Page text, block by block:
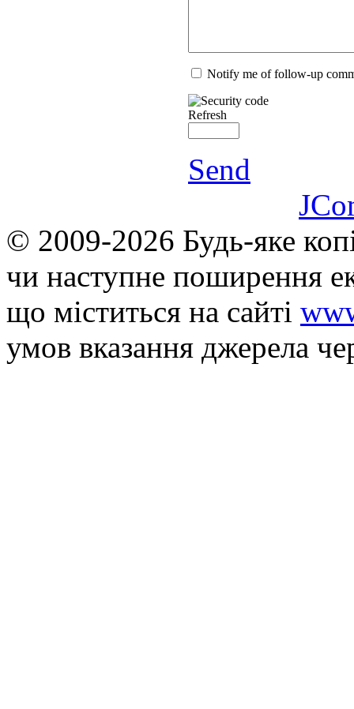
Notify me of follow-up
Refresh
Send
© 2009-2026 Будь-яке
чи наступне поширення
що мiститься на сайті
умов вказання джерела